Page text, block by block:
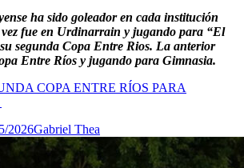
ha sido goleador en cada institución
vez fue en Urdinarrain y jugando para “El
segunda Copa Entre Rios. La anterior
Entre Ríos y jugando para Gimnasia.
COPA ENTRE RÍOS PARA
2026Gabriel Thea